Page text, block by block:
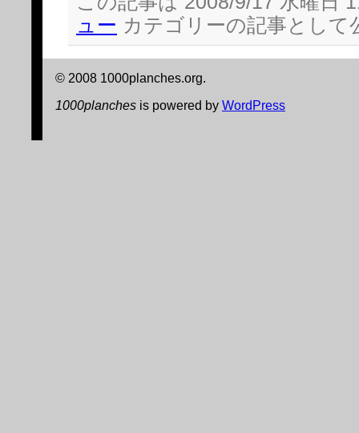
で
開
き
ま
ュー カテゴリーの記事として
© 2008 1000planches.org.
1000planches is powered by WordPress